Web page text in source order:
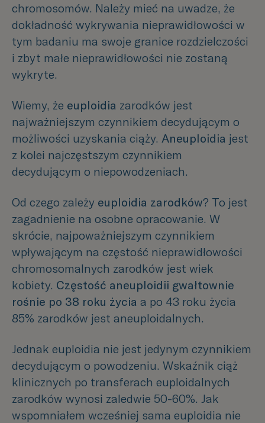
chromosomów. Należy mieć na uwadze, że
dokładność wykrywania nieprawidłowości w
tym badaniu ma swoje granice rozdzielczości
i zbyt małe nieprawidłowości nie zostaną
wykryte.
Wiemy, że euploidia zarodków jest
najważniejszym czynnikiem decydującym o
możliwości uzyskania ciąży. Aneuploidia jest
z kolei najczęstszym czynnikiem
decydującym o niepowodzeniach.
Od czego zależy euploidia zarodków? To jest
zagadnienie na osobne opracowanie. W
skrócie, najpoważniejszym czynnikiem
wpływającym na częstość nieprawidłowości
chromosomalnych zarodków jest wiek
kobiety. Częstość aneuploidii gwałtownie
rośnie po 38 roku życia a po 43 roku życia
85% zarodków jest aneuploidalnych.
Jednak euploidia nie jest jedynym czynnikiem
decydującym o powodzeniu. Wskaźnik ciąż
klinicznych po transferach euploidalnych
zarodków wynosi zaledwie 50-60%. Jak
wspomniałem wcześniej sama euploidia nie